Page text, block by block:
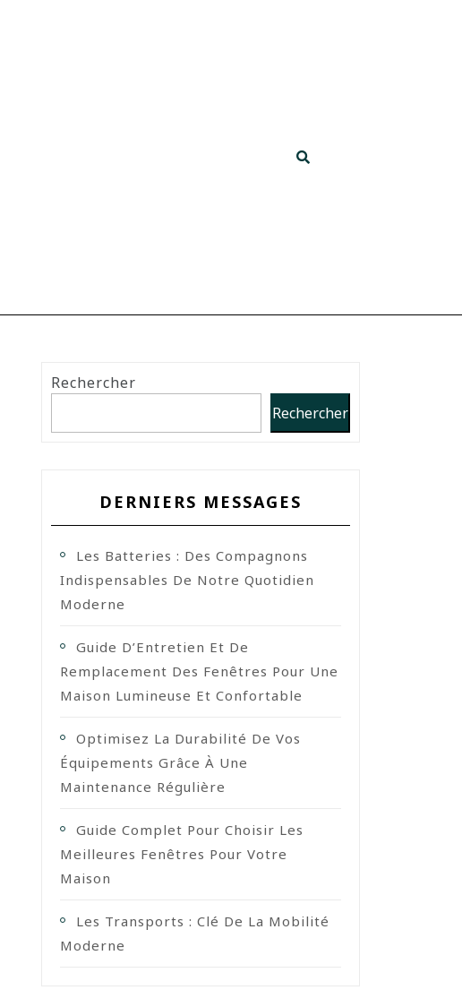
Rechercher
Rechercher
DERNIERS MESSAGES
Les Batteries : Des Compagnons
Indispensables De Notre Quotidien
Moderne
Guide D’Entretien Et De
Remplacement Des Fenêtres Pour Une
Maison Lumineuse Et Confortable
Optimisez La Durabilité De Vos
Équipements Grâce À Une
Maintenance Régulière
Guide Complet Pour Choisir Les
Meilleures Fenêtres Pour Votre
Maison
Les Transports : Clé De La Mobilité
Moderne